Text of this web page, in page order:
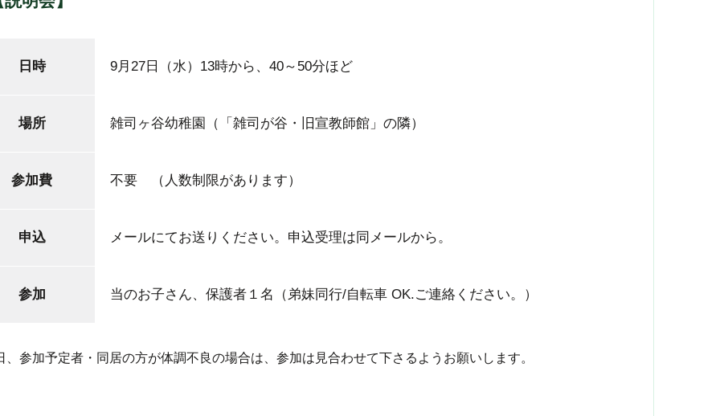
日時 9月27日（水）13時から、40～50分ほど
場所 雑司ヶ谷幼稚園（「雑司が谷・旧宣教師館」の隣）
参加費 不要 （人数制限があります）
申込 メールにてお送りください。申込受理は同メールから。
参加 当のお子さん、保護者１名（弟妹同行/自転車 OK.ご連絡ください。）
参加予定者・同居の方が体調不良の場合は、参加は見合わせて下さるようお願いします。